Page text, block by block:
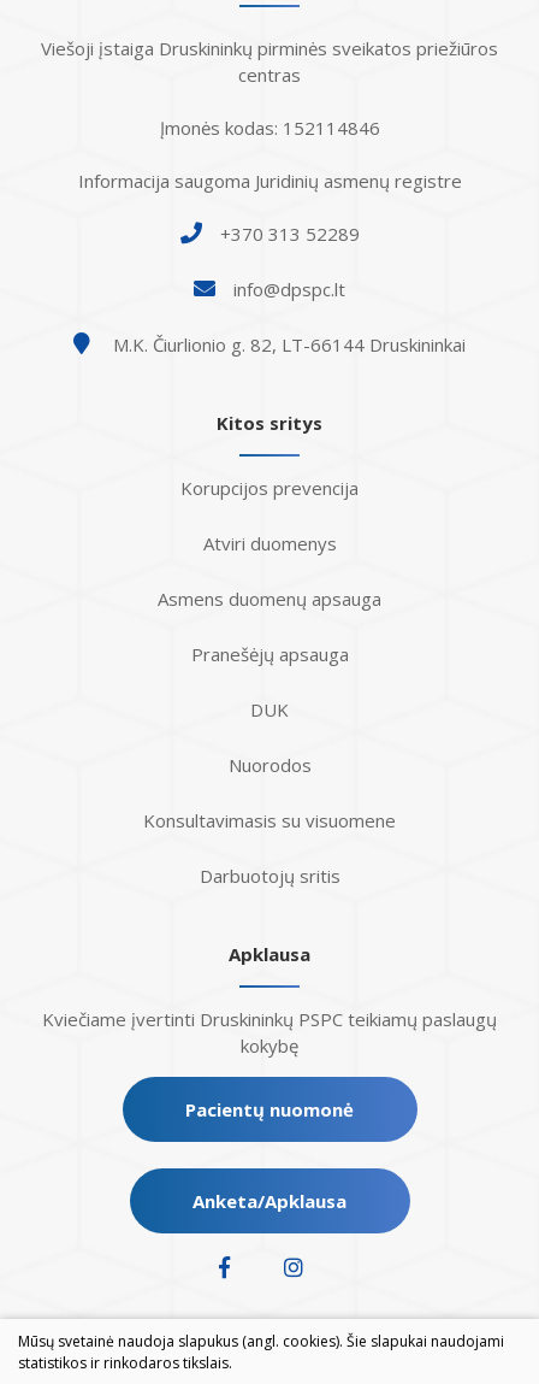
Viešoji įstaiga Druskininkų pirminės sveikatos priežiūros
centras
Įmonės kodas: 152114846
Informacija saugoma Juridinių asmenų registre
+370 313 52289
info@dpspc.lt
M.K. Čiurlionio g. 82, LT-66144 Druskininkai
Kitos sritys
Korupcijos prevencija
Atviri duomenys
Asmens duomenų apsauga
Pranešėjų apsauga
DUK
Nuorodos
Konsultavimasis su visuomene
Darbuotojų sritis
Apklausa
Kviečiame įvertinti Druskininkų PSPC teikiamų paslaugų
kokybę
Pacientų nuomonė
Anketa/Apklausa
Mūsų svetainė naudoja slapukus (angl. cookies). Šie slapukai naudojami
statistikos ir rinkodaros tikslais.